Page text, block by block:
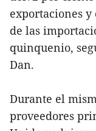
exportaciones
de las
quinquenio,
Dan.
Durante el
proveedores